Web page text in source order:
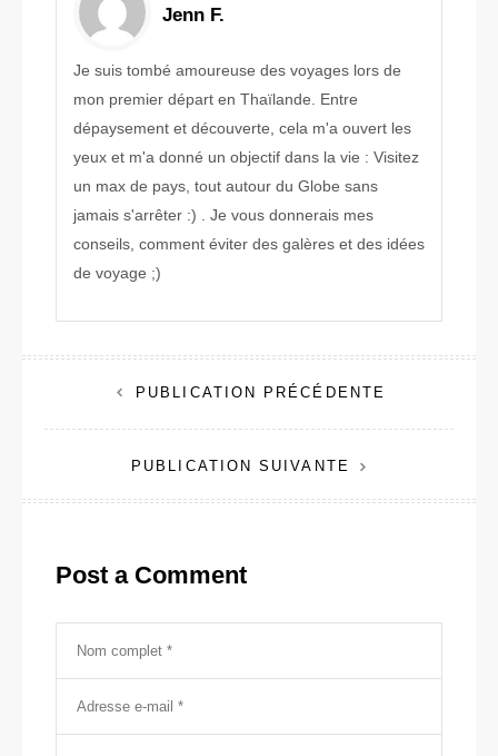
Jenn F.
Je suis tombé amoureuse des voyages lors de
mon premier départ en Thaïlande. Entre
dépaysement et découverte, cela m'a ouvert les
yeux et m'a donné un objectif dans la vie : Visitez
un max de pays, tout autour du Globe sans
jamais s'arrêter :) . Je vous donnerais mes
conseils, comment éviter des galères et des idées
de voyage ;)
Navigation
de
l’article
PUBLICATION PRÉCÉDENTE
PUBLICATION SUIVANTE
Post a Comment